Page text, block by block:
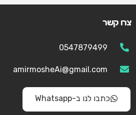
צרו קשר
0547879499
amirmosheAi@gmail.com
כתבו לנו ב-Whatsapp